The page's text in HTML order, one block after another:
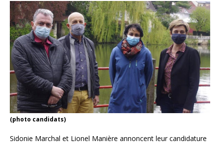
(photo candidats)
Sidonie Marchal et Lionel Manière annoncent leur candidature